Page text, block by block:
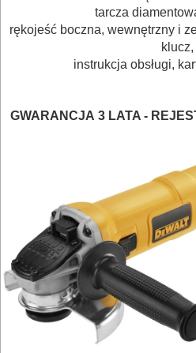
HYDRAULICZNE
NARZĘDZIA
INSTALACYJNE,
PNEUMATYCZNE
NARZĘDZIA
SPAWALNICTWO
URZĄDZENIA
ROZRUCHOWE
PROSTOWNIKI
tarcza
rękojeść boczna, wewnętrzny i
klucz,
instrukcja obsługi,
GWARANCJA 3 LATA -